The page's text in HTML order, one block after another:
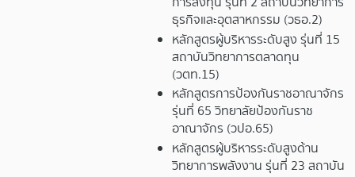
ธุรกิจและอุตสาหกรรม (วธอ.2)
หลักสูตรผู้บริหารระดับสูง รุ่นที่ 15
สถาบันวิทยาการตลาดทุน
(วตท.15)
หลักสูตรการป้องกันราชอาณาจักร
รุ่นที่ 65 วิทยาลัยป้องกันราช
อาณาจักร (วปอ.65)
หลักสูตรผู้บริหารระดับสูงด้าน
วิทยาการพลังงาน รุ่นที่ 23 สถาบัน